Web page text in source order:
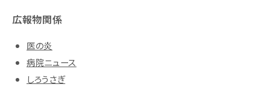
広報物関係
医の炎
病院ニュース
しろうさぎ